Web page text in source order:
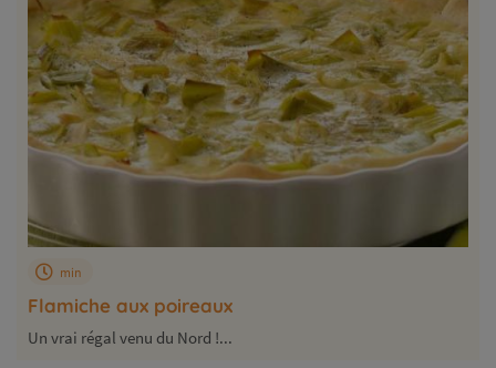
Flamiche aux poireaux
min
Un vrai régal venu du Nord !...